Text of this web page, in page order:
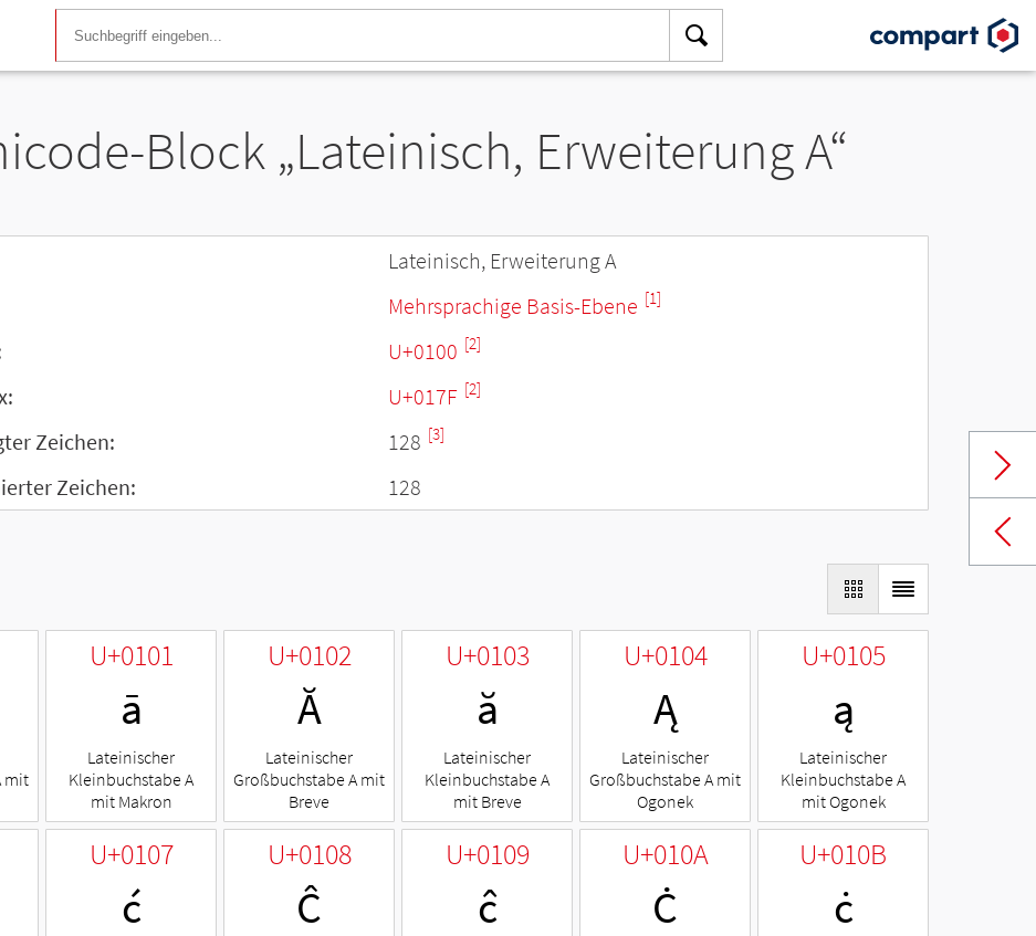
Block „Lateinisch, Erweiterung A“
Lateinisch, Erweiterung A
Mehrsprachige Basis-Ebene [1]
U+0100 [2]
U+017F [2]
Zeichen: 128 [3]
Zeichen: 128
mit
U+0101
ā
Lateinischer
Kleinbuchstabe A
mit Makron
U+0102
Ă
Lateinischer
Großbuchstabe A mit
Breve
U+0103
ă
Lateinischer
Kleinbuchstabe A
mit Breve
U+0104
Ą
Lateinischer
Großbuchstabe A mit
Ogonek
U+0105
ą
Lateinischer
Kleinbuchstabe A
mit Ogonek
U+0107
ć
U+0108
Ĉ
U+0109
ĉ
U+010A
Ċ
U+010B
ċ